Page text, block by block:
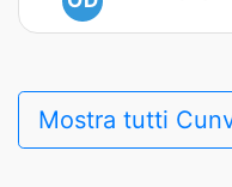
Mostra tutti